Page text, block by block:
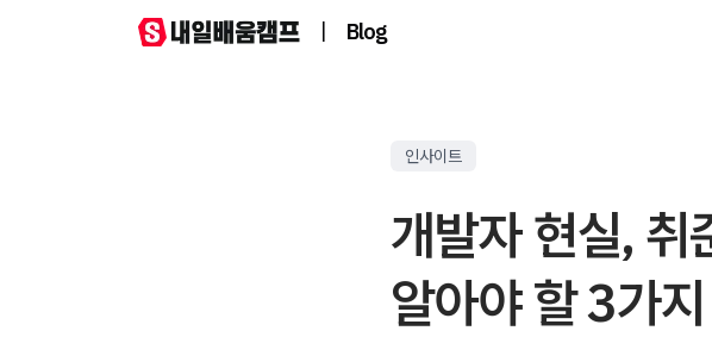
| Blog
인사이트
개발자 현실, 취
알아야 할 3가지